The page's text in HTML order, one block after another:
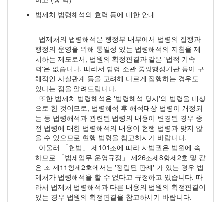
법제처 법령해석의 효력 등에 대한 안내
법제처의 법령해석은 행정부 내부에서 법령의 집행과
행정의 운영을 위해 통일성 있는 법령해석의 지침을 제
시하는 제도로서, 법원의 확정판결과 같은 '법적 기속
력'은 없습니다. 따라서 법령 소관 중앙행정기관 등이 구
체적인 사실관계 등을 고려해 다르게 집행하는 경우도
있다는 점을 알려드립니다.
또한 법제처 법령해석은 '법령해석 당시'의 법령을 대상
으로 한 것이므로, 법령해석 후 해석대상 법령이 개정되
는 등 법령해석과 관련된 법령의 내용이 변경된 경우 종
전 법령에 대한 법령해석의 내용이 현행 법령과 맞지 않
을 수 있으므로 현행 법령을 참고하시기 바랍니다.
아울러 「헌법」 제101조에 따라 사법권은 법원에 속
하므로 「법제업무 운영규정」 제26조제8항제2호 및 같
은 조 제11항제2호에서는 '정립된 판례' 가 있는 경우 법
제처가 법령해석을 할 수 없다고 규정하고 있습니다. 따
라서 법제처 법령해석과 다른 내용의 법원의 확정판결이
있는 경우 법원의 확정판결을 참고하시기 바랍니다.